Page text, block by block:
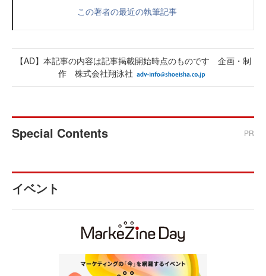
この著者の最近の執筆記事
【AD】本記事の内容は記事掲載開始時点のものです 企画・制
作 株式会社翔泳社
Special Contents PR
イベント